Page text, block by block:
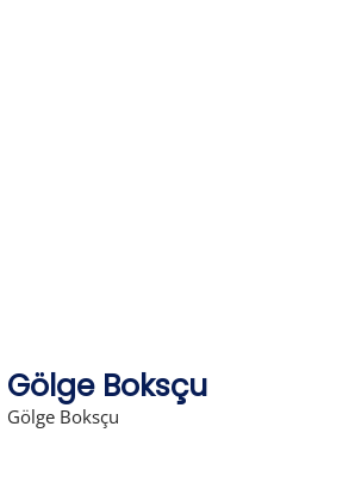
Gölge Boksçu
Gölge Boksçu